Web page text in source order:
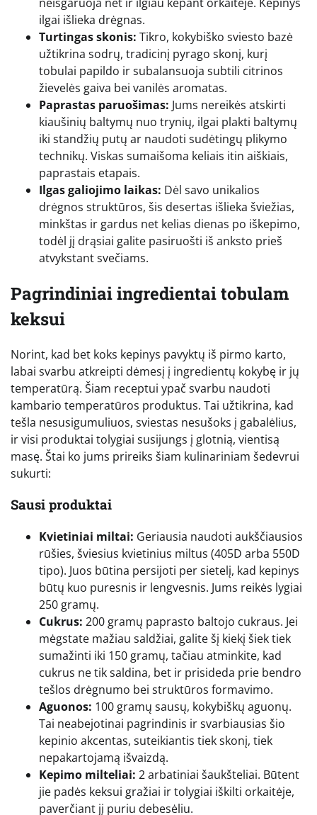
ilgai išlieka drėgnas.
Turtingas skonis: Tikro, kokybiško sviesto bazė
užtikrina sodrų, tradicinį pyrago skonį, kurį
tobulai papildo ir subalansuoja subtili citrinos
žievelės gaiva bei vanilės aromatas.
Paprastas paruošimas: Jums nereikės atskirti
kiaušinių baltymų nuo trynių, ilgai plakti baltymų
iki standžių putų ar naudoti sudėtingų plikymo
technikų. Viskas sumaišoma keliais itin aiškiais,
paprastais etapais.
Ilgas galiojimo laikas: Dėl savo unikalios
drėgnos struktūros, šis desertas išlieka šviežias,
minkštas ir gardus net kelias dienas po iškepimo,
todėl jį drąsiai galite pasiruošti iš anksto prieš
atvykstant svečiams.
Pagrindiniai ingredientai tobulam
keksui
Norint, kad bet koks kepinys pavyktų iš pirmo karto,
labai svarbu atkreipti dėmesį į ingredientų kokybę ir jų
temperatūrą. Šiam receptui ypač svarbu naudoti
kambario temperatūros produktus. Tai užtikrina, kad
tešla nesusigumuliuos, sviestas nesušoks į gabalėlius,
ir visi produktai tolygiai susijungs į glotnią, vientisą
masę. Štai ko jums prireiks šiam kulinariniam šedevrui
sukurti:
Sausi produktai
Kvietiniai miltai: Geriausia naudoti aukščiausios
rūšies, šviesius kvietinius miltus (405D arba 550D
tipo). Juos būtina persijoti per sietelį, kad kepinys
būtų kuo puresnis ir lengvesnis. Jums reikės lygiai
250 gramų.
Cukrus: 200 gramų paprasto baltojo cukraus. Jei
mėgstate mažiau saldžiai, galite šį kiekį šiek tiek
sumažinti iki 150 gramų, tačiau atminkite, kad
cukrus ne tik saldina, bet ir prisideda prie bendro
tešlos drėgnumo bei struktūros formavimo.
Aguonos: 100 gramų sausų, kokybiškų aguonų.
Tai neabejotinai pagrindinis ir svarbiausias šio
kepinio akcentas, suteikiantis tiek skonį, tiek
nepakartojamą išvaizdą.
Kepimo milteliai: 2 arbatiniai šaukšteliai. Būtent
jie padės keksui gražiai ir tolygiai iškilti orkaitėje,
paverčiant jį puriu debesėliu.